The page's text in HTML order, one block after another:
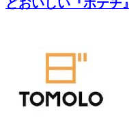
どおいしい『ポテチ